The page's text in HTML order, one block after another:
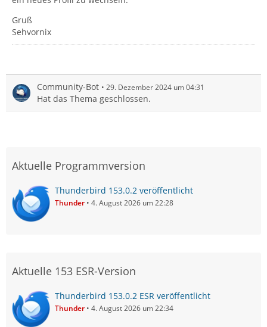
Gruß
Sehvornix
Community-Bot 29. Dezember 2024 um 04:31
Hat das Thema geschlossen.
Aktuelle Programmversion
Thunderbird 153.0.2 veröffentlicht
Thunder 4. August 2026 um 22:28
Aktuelle 153 ESR-Version
Thunderbird 153.0.2 ESR veröffentlicht
Thunder 4. August 2026 um 22:34